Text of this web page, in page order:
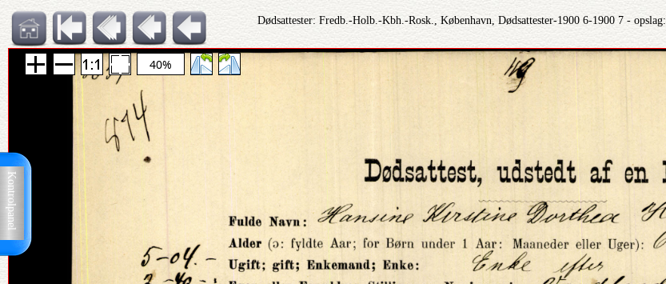
Kontrolpanel
Dødsattester: Fredb.-Holb.-Kbh.-Rosk., København, Dødsattester-1900 6-1900 7 - opslag:
40%